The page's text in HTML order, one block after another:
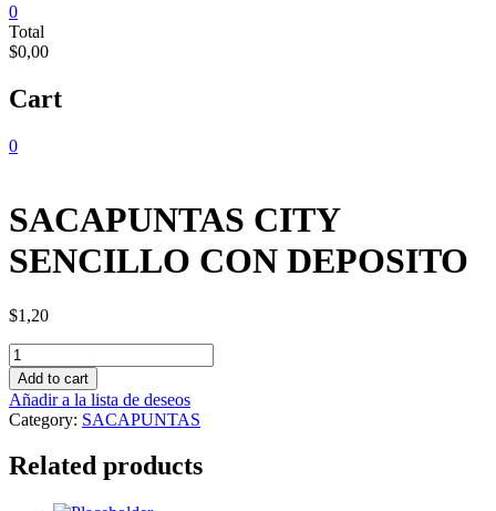
0
Total
$0,00
Cart
0
SACAPUNTAS CITY
SENCILLO CON DEPOSITO
$1,20
SACAPUNTAS
CITY
SENCILLO
CON
DEPOSITO
quantity
Add to cart
Añadir a la lista de deseos
Category: SACAPUNTAS
Related products